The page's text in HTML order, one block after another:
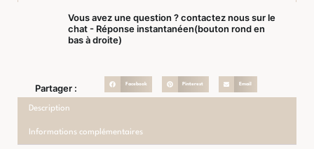
Vous avez une question ? contactez nous sur le
chat - Réponse instantanéen(bouton rond en
bas à droite)
Partager : Facebook Pinterest Email
Description
Informations complémentaires